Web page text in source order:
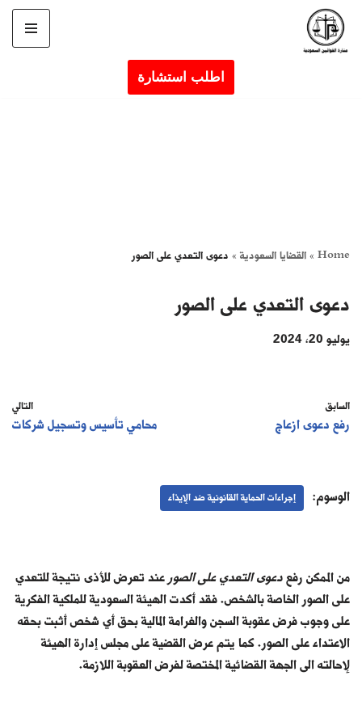
تخطى
اطلب استشارة
Home
»القضايا السعودية » دعوى التعدي على الصور
دعوى التعدي على الصور
يوليو 20, 2024
السابق
رفع دعوى ازعاج
التالي
محامي تأسيس وتسجيل شركات
الوسوم: إجراءات الحماية القانونية ضد الإيذاء
من الممكن رفعدعوى التعدي على الصورعند تعرض للأذى نتيجة للتعدي
على الصور الخاصة بالشخص. فقد أكدت الهيئة السعودية للملكية الفكرية
على وجوب فرض عقوبة السجن والغرامة المالية بحق أي شخص أثبت بحقه
الاعتداء على الصور. كما يتم عرض القضية على مجلس إدارة الهيئة
لإحالته الى الجهة القضائية المختصة لفرض العقوبة اللازمة.